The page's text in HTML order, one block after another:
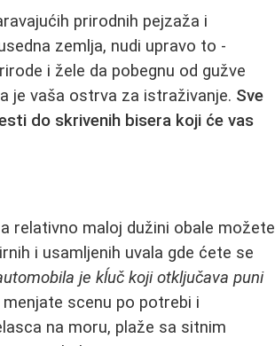
prirodnih pejzaža i
zemlja, nudi upravo to -
i žele da pobegnu od gužve
je vaša ostrva za istraživanje. Sve
do skrivenih bisera koji će vas
relativno maloj dužini obale možete
i usamljenih uvala gde ćete se
je kĺuč koji otključava puni
scenu po potrebi i
na moru, plaže sa sitnim